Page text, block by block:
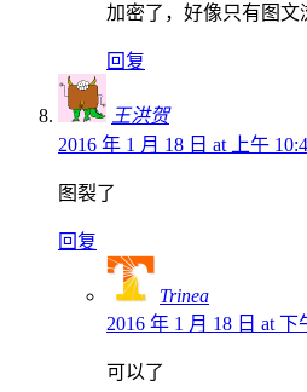
加密了，好像只有图文
回复
王洪贺
2016 年 1 月 18 日 at 上午
图裂了
回复
Trinea
2016 年 1 月 18 日 at 下
可以了